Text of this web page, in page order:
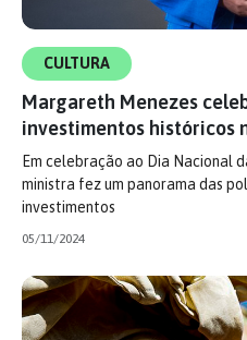
CULTURA
Margareth Menezes
investimentos históricos
Em celebração ao Dia Nacional
ministra fez um panorama das
investimentos
05/11/2024